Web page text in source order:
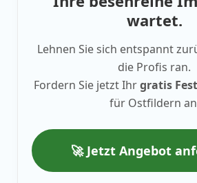
wartet.
Lehnen Sie sich entspannt
die Profis ran.
Fordern Sie jetzt Ihrgratis
für Ostfildern
🚀 Jetzt Angebot